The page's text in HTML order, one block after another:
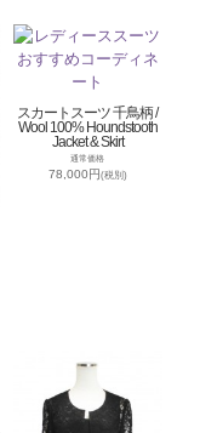
スカートスーツ 千鳥柄 /
Wool 100% Houndstooth
Jacket & Skirt
通常価格
78,000円(税別)